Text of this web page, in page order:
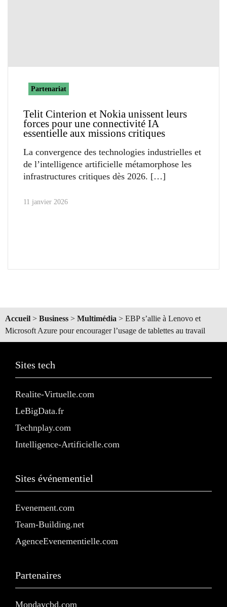
Partenariat
Telit Cinterion et Nokia unissent leurs
forces pour une connectivité IA
essentielle aux missions critiques
La convergence des technologies industrielles et
de l’intelligence artificielle métamorphose les
infrastructures critiques dès 2026.
11 janvier 2026
Accueil > Business > Multimédia > EBP s’allie à Lenovo et
Microsoft Azure pour encourager l’usage de tablettes au travail
Sites tech
Realite-Virtuelle.com
LeBigData.fr
Technplay.com
Intelligence-Artificielle.com
Sites événementiel
Evenement.com
Team-Building.net
AgenceEvenementielle.com
Partenaires
Mondaycbd.com